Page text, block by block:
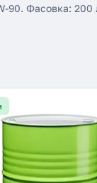
Фасовка: